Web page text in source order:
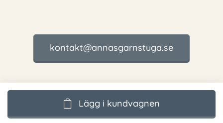
Lägg i kundvagnen
kontakt@annasgarnstuga.se